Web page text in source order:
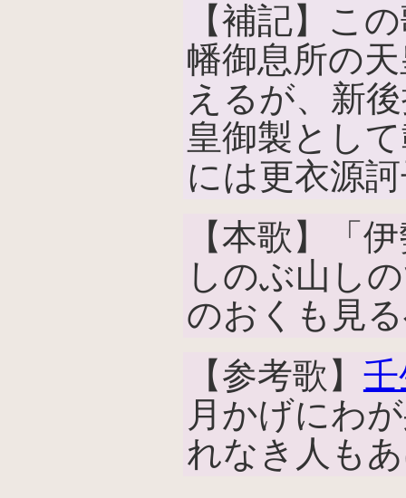
【補記】こ
幡御息所の
えるが、新
皇御製とし
には更衣源
【本歌】「
しのぶ山し
のおくも見
【参考歌】
月かげにわ
れなき人も